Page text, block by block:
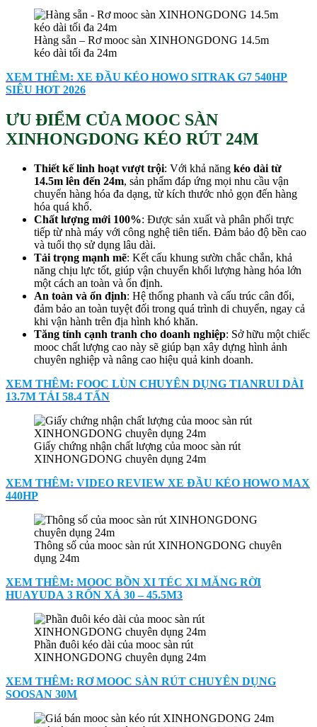
Hàng sẵn – Rơ mooc sàn XINHONGDONG 14.5m
kéo dài tối đa 24m
XEM THÊM: XE ĐẦU KÉO HOWO SITRAK G7 540HP
SIÊU HOT 2026
ƯU ĐIỂM CỦA MOOC SÀN
XINHONGDONG KÉO RÚT 24M
Thiết kế linh hoạt vượt trội: Với khả năng kéo dài từ
14.5m lên đến 24m, sản phẩm đáp ứng mọi nhu cầu vận
chuyển hàng hóa đa dạng, từ kích thước nhỏ gọn đến hàng
hóa quá khổ.
Chất lượng mới 100%: Được sản xuất và phân phối trực
tiếp từ nhà máy với công nghệ tiên tiến. Đảm bảo độ bền cao
và tuổi thọ sử dụng lâu dài.
Tải trọng mạnh mẽ: Kết cấu khung sườn chắc chắn, khả
năng chịu lực tốt, giúp vận chuyển khối lượng hàng hóa lớn
một cách an toàn và ổn định.
An toàn và ổn định: Hệ thống phanh và cấu trúc cân đối,
đảm bảo an toàn tuyệt đối trong quá trình di chuyển, ngay cả
khi vận hành trên địa hình khó khăn.
Tăng tính cạnh tranh cho doanh nghiệp: Sở hữu một chiếc
mooc chất lượng cao này sẽ giúp bạn xây dựng hình ảnh
chuyên nghiệp và nâng cao hiệu quả kinh doanh.
XEM THÊM: FOOC LÙN CHUYÊN DỤNG TIANRUI DÀI
13.7M TẢI 58.4 TẤN
Giấy chứng nhận chất lượng của mooc sàn rút
XINHONGDONG chuyên dụng 24m
XEM THÊM: VIDEO REVIEW XE ĐẦU KÉO HOWO MAX
440HP
Thông số của mooc sàn rút XINHONGDONG chuyên
dụng 24m
XEM THÊM: MOOC BỒN XI TÉC XI MĂNG RỜI
HUAYUDA 3 RỐN XẢ 30 – 45.5M3
Phần đuôi kéo dài của mooc sàn rút
XINHONGDONG chuyên dụng 24m
XEM THÊM: RƠ MOOC SÀN RÚT CHUYÊN DỤNG
SOOSAN 30M